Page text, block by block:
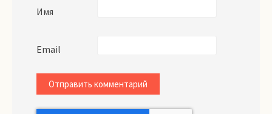
Имя
Email